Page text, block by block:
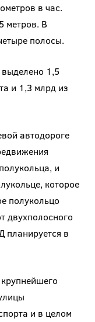
в час.
метров. В
полосы.
1,5
и 1,3 млрд из
автодороге
и
которое
полукольцо
двухполосного
планируется в
и в целом